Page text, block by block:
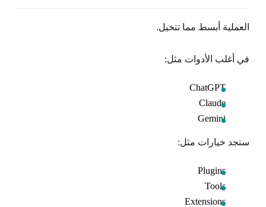
العملية أبسط مما تتخيل.
في أغلب الأدوات مثل:
ChatGPT
Claude
Gemini
ستجد خيارات مثل:
Plugins
Tools
Extensions